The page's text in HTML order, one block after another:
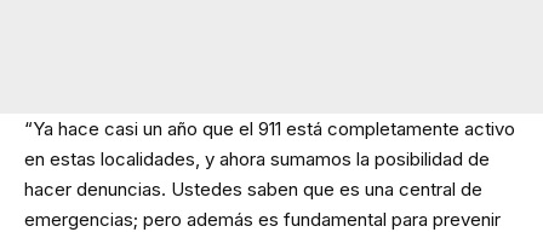
“Ya hace casi un año que el 911 está completamente activo
en estas localidades, y ahora sumamos la posibilidad de
hacer denuncias. Ustedes saben que es una central de
emergencias; pero además es fundamental para prevenir